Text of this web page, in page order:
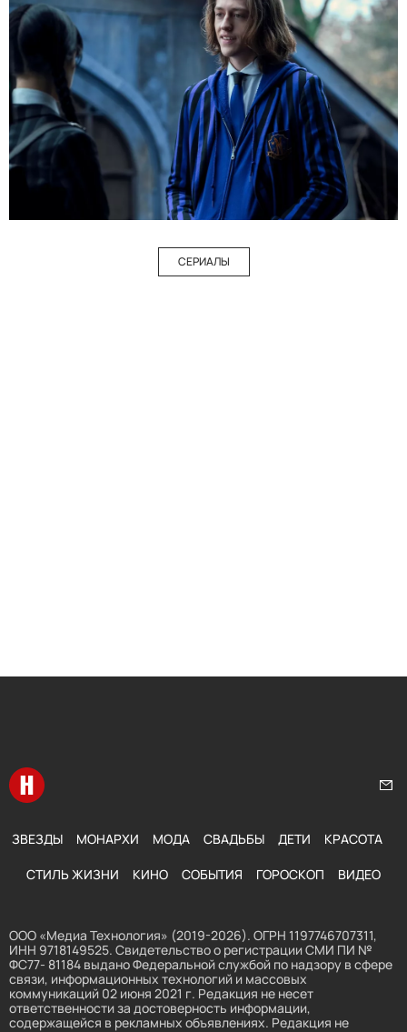
СЕРИАЛЫ
Перейти на главную
ЗВЕЗДЫ МОНАРХИ МОДА СВАДЬБЫ ДЕТИ КРАСОТА
СТИЛЬ ЖИЗНИ КИНО СОБЫТИЯ ГОРОСКОП ВИДЕО
ООО «Медиа Технология» (2019-2026). ОГРН 1197746707311,
ИНН 9718149525. Свидетельство о регистрации СМИ ПИ №
ФС77- 81184 выдано Федеральной службой по надзору в сфере
связи, информационных технологий и массовых
коммуникаций 02 июня 2021 г. Редакция не несет
ответственности за достоверность информации,
содержащейся в рекламных объявлениях. Редакция не